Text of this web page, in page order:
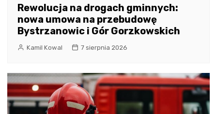
Rewolucja na drogach gminnych:
nowa umowa na przebudowę
Bystrzanowic i Gór Gorzkowskich
Kamil Kowal 7 sierpnia 2026